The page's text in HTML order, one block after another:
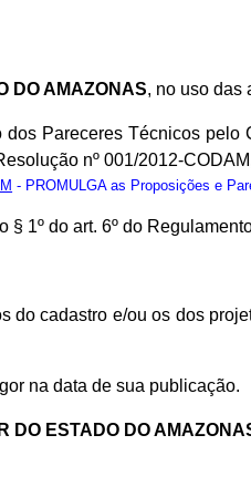
DO AMAZONAS, no uso das
Pareceres Técnicos pelo
nº 001/2012-
- PROMULGA as Proposições e
§ 1º do art. 6º do
do cadastro e/ou os dos
na data de sua publicação.
DO ESTADO DO